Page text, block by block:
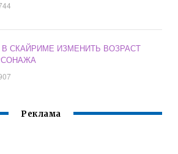
В СКАЙРИМЕ ИЗМЕНИТЬ ВОЗРАСТ
Реклама